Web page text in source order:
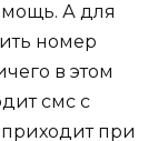
А для
номер
в этом
смс с
при